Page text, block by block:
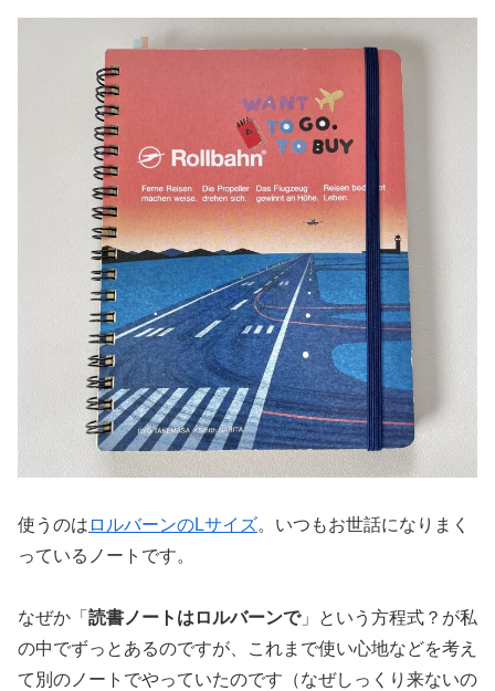
使うのは ロルバーンのLサイズ。いつもお世話になりまく
っているノートです。
なぜか「 読書ノートはロルバーンで」という方程式？が私
の中でずっとあるのですが、これまで使い心地などを考え
て別のノートでやっていたのです（なぜしっくり来ないの